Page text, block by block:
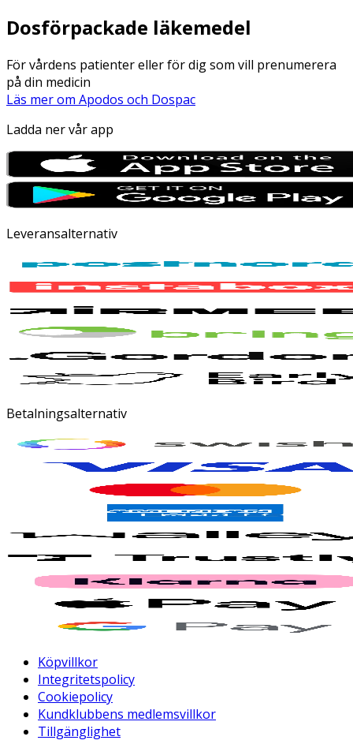
Dosförpackade läkemedel
För vårdens patienter eller för dig som vill prenumerera
på din medicin
Läs mer om Apodos och Dospac
Ladda ner vår app
Leveransalternativ
Betalningsalternativ
Köpvillkor
Integritetspolicy
Cookiepolicy
Kundklubbens medlemsvillkor
Tillgänglighet